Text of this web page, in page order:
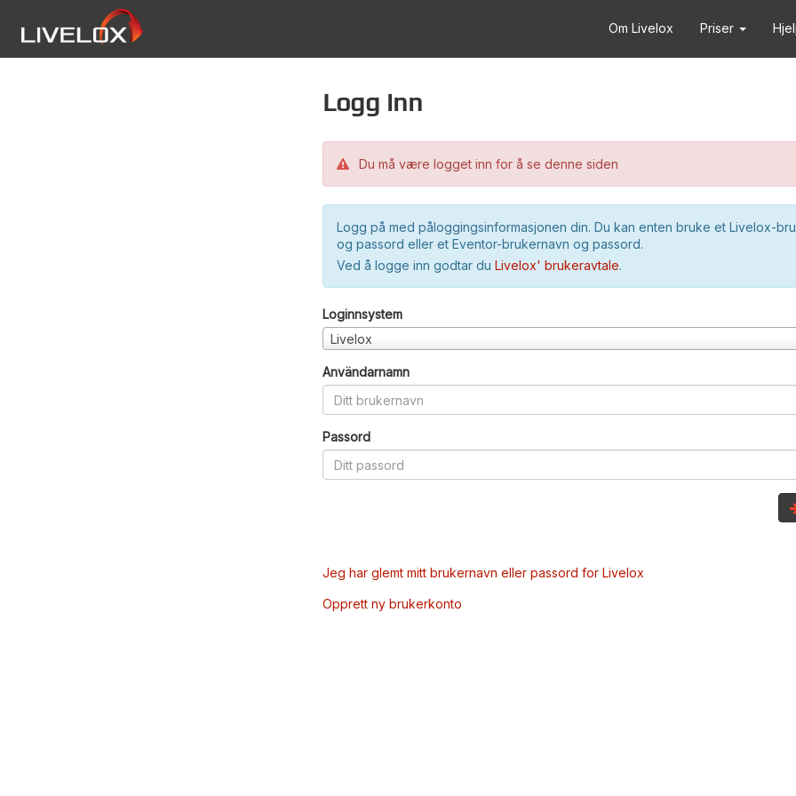
Om Livelox Priser
Logg inn
Du må være logget inn for å se denne siden
Logg på med påloggingsinformasjonen din. Du kan enten bruke et Livelox-
og passord eller et Eventor-brukernavn og passord.
Ved å logge inn godtar du Livelox' brukeravtale.
Loginnsystem
Livelox
Användarnamn
Passord
Jeg har glemt mitt brukernavn eller passord for Livelox
Opprett ny brukerkonto